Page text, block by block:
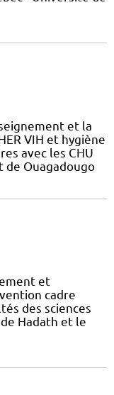
et la
VIH et hygiène
avec les CHU
de Ouagadougo
et
cadre
des sciences
Hadath et le